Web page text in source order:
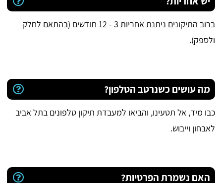
ברוב התיקונים ניתנת אחריות 3 - 12 חודשים (בהתאם לחלק
ולספק).
מה עושים כשנרטב הטלפון?
כבו מיד, אל תטעינו, והביאו למעבדת תיקון טלפונים בתל אביב
לאבחון וייבוש.
האם נשמרת הפרטיות?